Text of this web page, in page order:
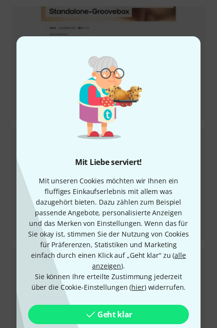
Mit Liebe serviert!
Mit unseren Cookies möchten wir Ihnen ein
fluffiges Einkaufserlebnis mit allem was
dazugehört bieten. Dazu zählen zum Beispiel
passende Angebote, personalisierte Anzeigen
und das Merken von Einstellungen. Wenn das für
Sie okay ist, stimmen Sie der Nutzung von Cookies
für Präferenzen, Statistiken und Marketing
einfach durch einen Klick auf „Geht klar“ zu (alle
anzeigen).
Sie können Ihre erteilte Zustimmung jederzeit
über die Cookie-Einstellungen (hier) widerrufen.
Geht klar
Testbericht
Live 12 Intro